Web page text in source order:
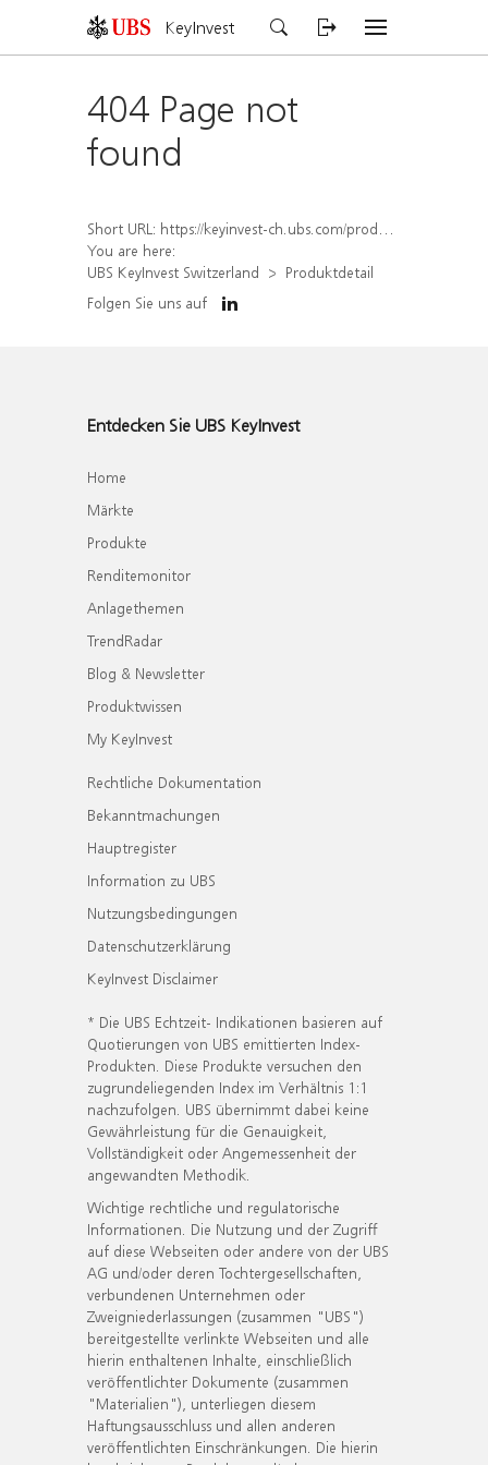
KeyInvest
404 Page not
found
Short URL: https://keyinvest-ch.ubs.com/produkt/detail/index/isin/CH1562160569
You are here:
UBS KeyInvest Switzerland
Produktdetail
Folgen Sie uns auf
Entdecken Sie UBS KeyInvest
Home
Märkte
Produkte
Renditemonitor
Anlagethemen
TrendRadar
Blog & Newsletter
Produktwissen
My KeyInvest
Rechtliche Dokumentation
Bekanntmachungen
Hauptregister
Information zu UBS
Nutzungsbedingungen
Datenschutzerklärung
KeyInvest Disclaimer
* Die UBS Echtzeit- Indikationen basieren auf
Quotierungen von UBS emittierten Index-
Produkten. Diese Produkte versuchen den
zugrundeliegenden Index im Verhältnis 1:1
nachzufolgen. UBS übernimmt dabei keine
Gewährleistung für die Genauigkeit,
Vollständigkeit oder Angemessenheit der
angewandten Methodik.
Wichtige rechtliche und regulatorische
Informationen. Die Nutzung und der Zugriff
auf diese Webseiten oder andere von der UBS
AG und/oder deren Tochtergesellschaften,
verbundenen Unternehmen oder
Zweigniederlassungen (zusammen "UBS")
bereitgestellte verlinkte Webseiten und alle
hierin enthaltenen Inhalte, einschließlich
veröffentlichter Dokumente (zusammen
"Materialien"), unterliegen diesem
Haftungsausschluss und allen anderen
veröffentlichten Einschränkungen. Die hierin